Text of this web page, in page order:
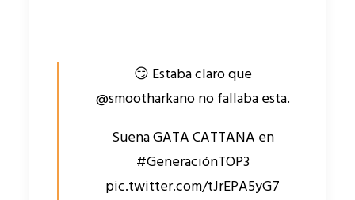
😏 Estaba claro que
@smootharkanono fallaba esta.
Suena GATA CATTANA en
#GeneraciónTOP3
pic.twitter.com/tJrEPA5yG7